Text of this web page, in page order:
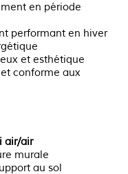
performant en hiver
et esthétique
air/air
murale
au sol